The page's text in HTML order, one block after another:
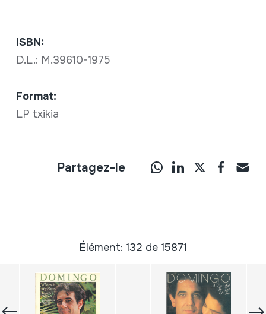
ISBN:
D.L.: M.39610-1975
Format:
LP txikia
Partagez-le
Élément: 132 de 15871